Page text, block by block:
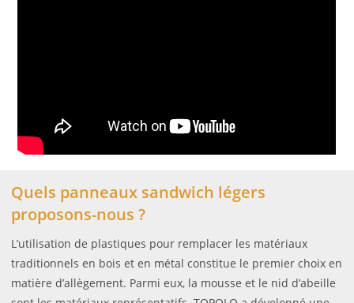
Quels panneaux sandwich légers
proposons-nous ?
L’utilisation de plastiques pour remplacer les matériaux
traditionnels en bois et en métal constitue le premier choix en
matière d’allègement. Parmi eux, la mousse et le nid d’abeille